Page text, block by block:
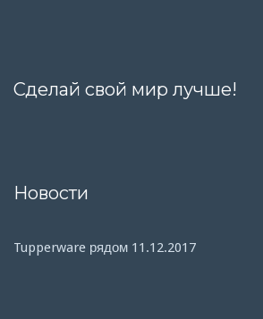
Сделай свой мир лучше!
Новости
Tupperware рядом 11.12.2017